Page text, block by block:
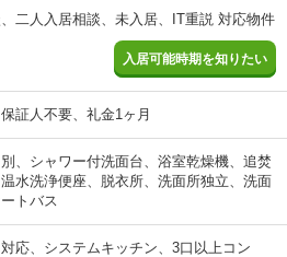
二人入居相談、未入居、IT重説 対応物件
入居可能時期を知りたい
証人不要、礼金1ヶ月
、シャワー付洗面台、浴室乾燥機、追焚
水洗浄便座、脱衣所、洗面所独立、洗面
トバス
応、システムキッチン、3口以上コン